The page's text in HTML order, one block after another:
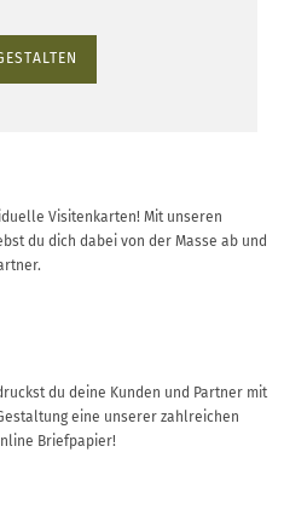
Visitenkarten! Mit unseren
du dich dabei von der Masse ab und
du deine Kunden und Partner mit
eine unserer zahlreichen
Briefpapier!